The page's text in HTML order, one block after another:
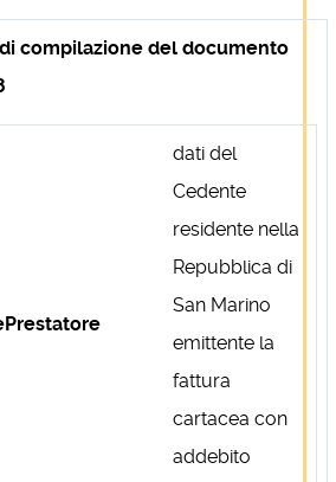
compilazione del documento
dati del
Cedente
residente nella
Repubblica di
San Marino
emittente la
fattura
cartacea con
addebito